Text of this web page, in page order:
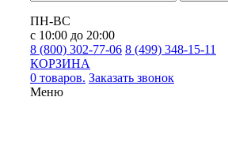
ПН-ВС
с 10:00 до 20:00
8 (800) 302-77-06 8 (499) 348-15-11
КОРЗИНА
0 товаров. Заказать звонок
Меню